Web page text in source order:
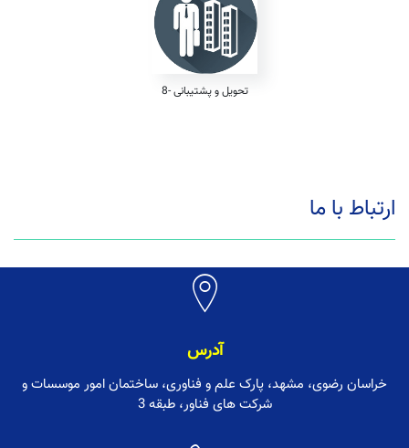
8- تحویل و پشتیبانی
ارتباط با ما
آدرس
خراسان رضوی، مشهد، پارک علم و فناوری، ساختمان امور موسسات و
شرکت های فناور، طبقه 3